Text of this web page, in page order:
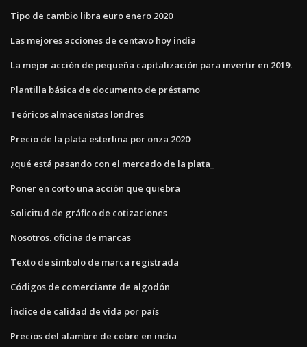
Tipo de cambio libra euro enero 2020
Las mejores acciones de centavo hoy india
La mejor acción de pequeña capitalización para invertir en 2019.
Plantilla básica de documento de préstamo
Teóricos almacenistas londres
Precio de la plata esterlina por onza 2020
¿qué está pasando con el mercado de la plata_
Poner en corto una acción que quiebra
Solicitud de gráfico de cotizaciones
Nosotros. oficina de marcas
Texto de símbolo de marca registrada
Códigos de comerciante de algodón
Índice de calidad de vida por país
Precios del alambre de cobre en india